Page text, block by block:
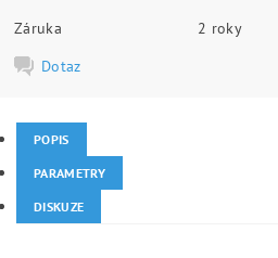
Záruka
2 roky
Dotaz
POPIS
PARAMETRY
DISKUZE